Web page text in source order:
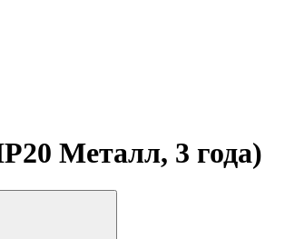
Металл, 3 года)